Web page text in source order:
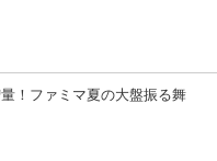
！ファミマ夏の大盤振る舞